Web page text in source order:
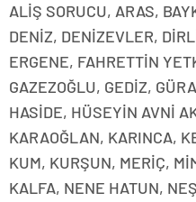
ALİŞ SORUCU, ARAS,
DENİZ, DENİZEVLER,
ERGENE, FAHRETTİN
GAZEZOĞLU, GEDİZ,
HASİDE, HÜSEYİN AVNİ
KARAOĞLAN, KARINCA,
KUM, KURŞUN, MERİÇ,
KALFA, NENE HATUN,